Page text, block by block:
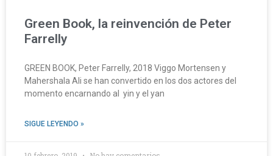
Green Book, la reinvención de Peter
Farrelly
GREEN BOOK, Peter Farrelly, 2018 Viggo Mortensen y
Mahershala Ali se han convertido en los dos actores del
momento encarnando al yin y el yan
SIGUE LEYENDO »